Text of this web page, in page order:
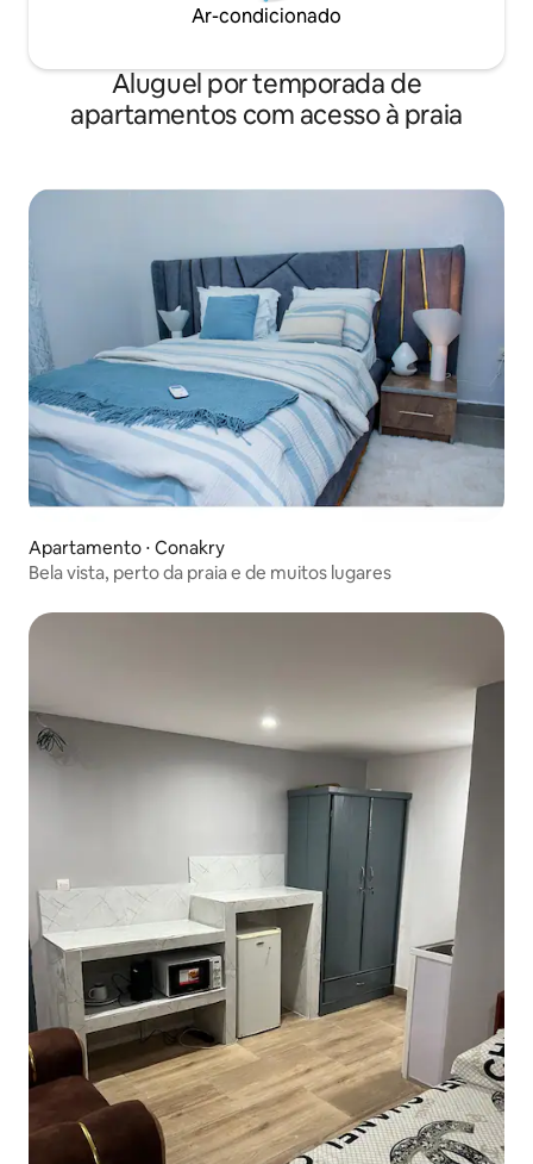
Ar-condicionado
Aluguel por temporada de
apartamentos com acesso à praia
Apartamento ⋅ Conakry
Bela vista, perto da praia e de muitos lugares